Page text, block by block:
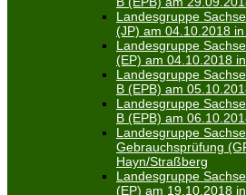
Landesgruppe
(JP) am 04.10.2018
Landesgruppe
(EP) am 04.10.2018
Landesgruppe
B (EPB) am
Landesgruppe
B (EPB) am
Landesgruppe
Gebrauchsprüfung
Hayn/Straßberg
Landesgruppe
(EP) am 19.10.2018